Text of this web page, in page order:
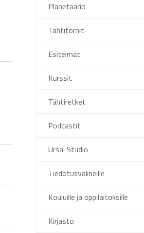
Planetaario
Tähtitornit
Esitelmät
Kurssit
Tähtiretket
Podcastit
Ursa-Studio
Tiedotusvälineille
Kouluille ja oppilaitoksille
Kirjasto